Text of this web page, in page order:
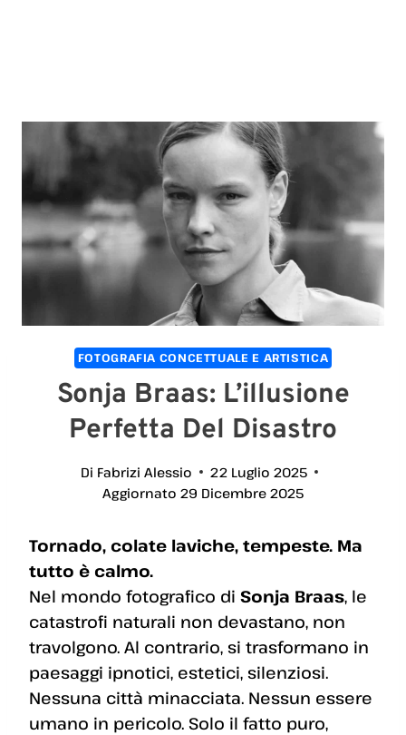
FOTOGRAFIA CONCETTUALE E ARTISTICA
Sonja Braas: L’illusione
Perfetta Del Disastro
Di Fabrizi Alessio
22 Luglio 2025
Aggiornato 29 Dicembre 2025
Tornado, colate laviche, tempeste. Ma
tutto è calmo.
Nel mondo fotografico di Sonja Braas, le
catastrofi naturali non devastano, non
travolgono. Al contrario, si trasformano in
paesaggi ipnotici, estetici, silenziosi.
Nessuna città minacciata. Nessun essere
umano in pericolo. Solo il fatto puro,